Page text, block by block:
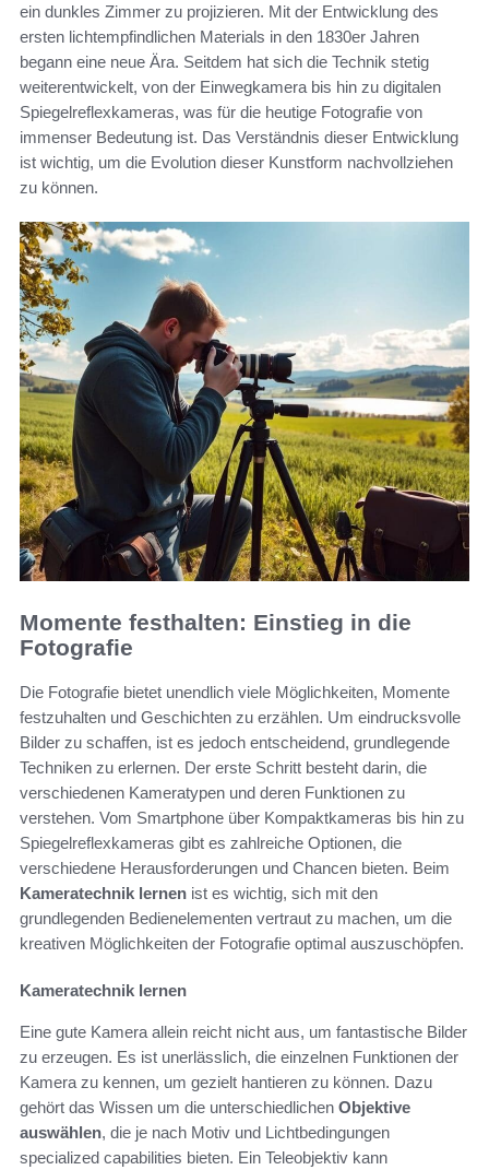
ein dunkles Zimmer zu projizieren. Mit der Entwicklung des
ersten lichtempfindlichen Materials in den 1830er Jahren
begann eine neue Ära. Seitdem hat sich die Technik stetig
weiterentwickelt, von der Einwegkamera bis hin zu digitalen
Spiegelreflexkameras, was für die heutige Fotografie von
immenser Bedeutung ist. Das Verständnis dieser Entwicklung
ist wichtig, um die Evolution dieser Kunstform nachvollziehen
zu können.
Momente festhalten: Einstieg in die
Fotografie
Die Fotografie bietet unendlich viele Möglichkeiten, Momente
festzuhalten und Geschichten zu erzählen. Um eindrucksvolle
Bilder zu schaffen, ist es jedoch entscheidend, grundlegende
Techniken zu erlernen. Der erste Schritt besteht darin, die
verschiedenen Kameratypen und deren Funktionen zu
verstehen. Vom Smartphone über Kompaktkameras bis hin zu
Spiegelreflexkameras gibt es zahlreiche Optionen, die
verschiedene Herausforderungen und Chancen bieten. Beim
Kameratechnik lernen ist es wichtig, sich mit den
grundlegenden Bedienelementen vertraut zu machen, um die
kreativen Möglichkeiten der Fotografie optimal auszuschöpfen.
Kameratechnik lernen
Eine gute Kamera allein reicht nicht aus, um fantastische Bilder
zu erzeugen. Es ist unerlässlich, die einzelnen Funktionen der
Kamera zu kennen, um gezielt hantieren zu können. Dazu
gehört das Wissen um die unterschiedlichen Objektive
auswählen, die je nach Motiv und Lichtbedingungen
specialized capabilities bieten. Ein Teleobjektiv kann